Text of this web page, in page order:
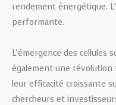
rendement énergétique.
performante.
L’émergence des
également une révolution
leur efficacité croissante
chercheurs et